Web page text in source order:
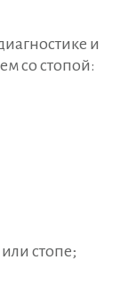
и
со стопой:​
стопе;